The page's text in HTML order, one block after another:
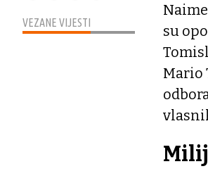
VEZANE VIJESTI
su
Mario